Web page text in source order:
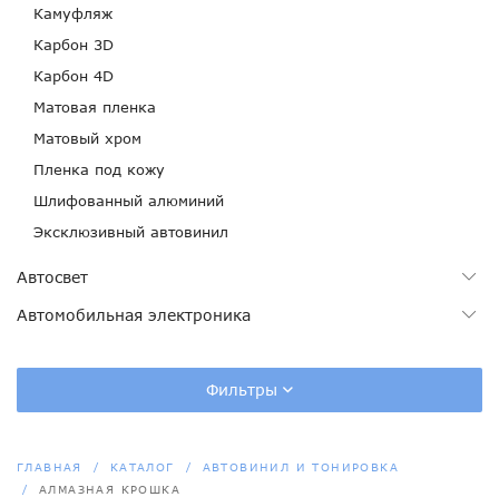
Камуфляж
Карбон 3D
Карбон 4D
Матовая пленка
Матовый хром
Пленка под кожу
Шлифованный алюминий
Эксклюзивный автовинил
Автосвет
Автомобильная электроника
Фильтры
ГЛАВНАЯ КАТАЛОГ
АВТОВИНИЛ И ТОНИРОВКА
АЛМАЗНАЯ КРОШКА